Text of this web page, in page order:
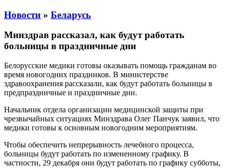
Новости » Беларусь
Минздрав рассказал, как будут работать
больницы в праздничные дни
Белорусские медики готовы оказывать помощь гражданам во
время новогодних праздников. В министерстве
здравоохранения рассказали, как будут работать больницы в
предпраздничные и праздничные дни.
Начальник отдела организации медицинской защиты при
чрезвычайных ситуациях Минздрава Олег Панчук заявил, что
медики готовы к основным новогодним мероприятиям.
Чтобы обеспечить непрерывность лечебного процесса,
больницы будут работать по измененному графику. В
частности, 29 декабря они будут работать по графику субботы,